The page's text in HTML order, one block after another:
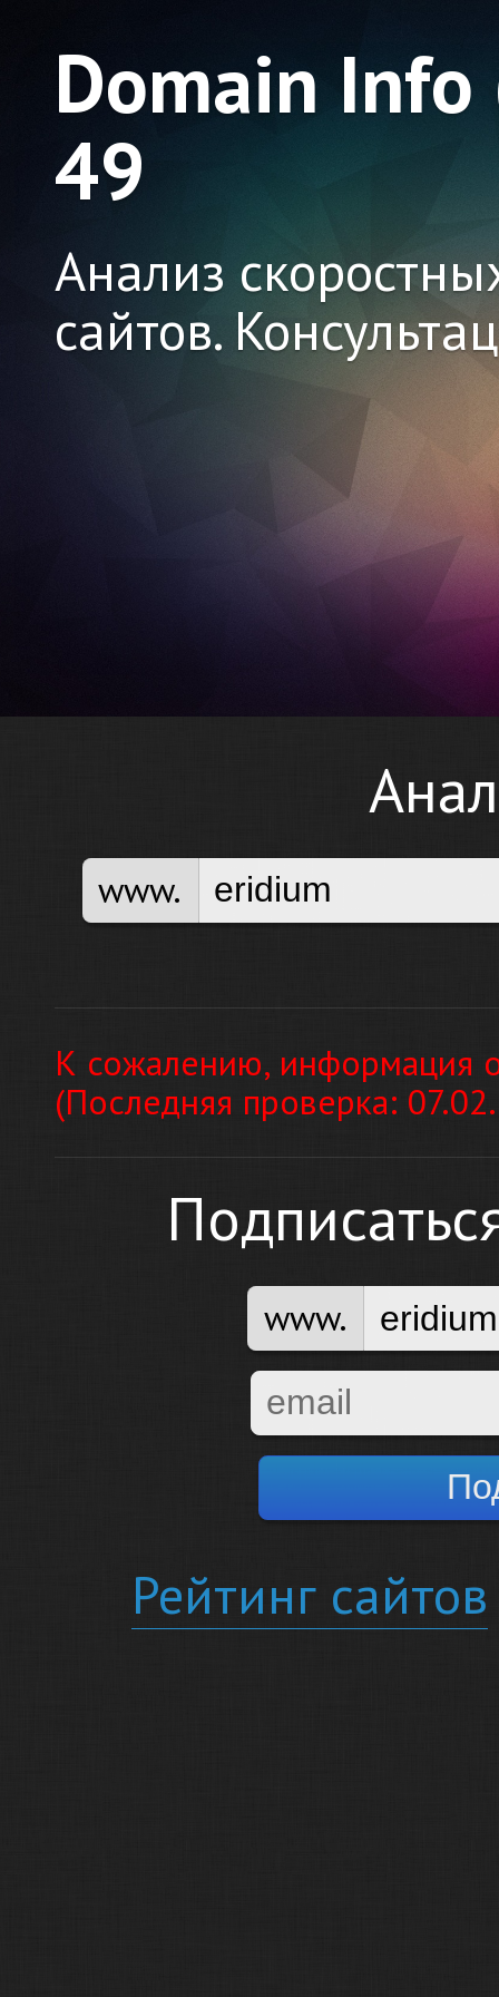
Domain
49
Анализ
сайтов.
www.
К сожалению, информация
(Последняя проверка:
www.
Рейтинг сайтов